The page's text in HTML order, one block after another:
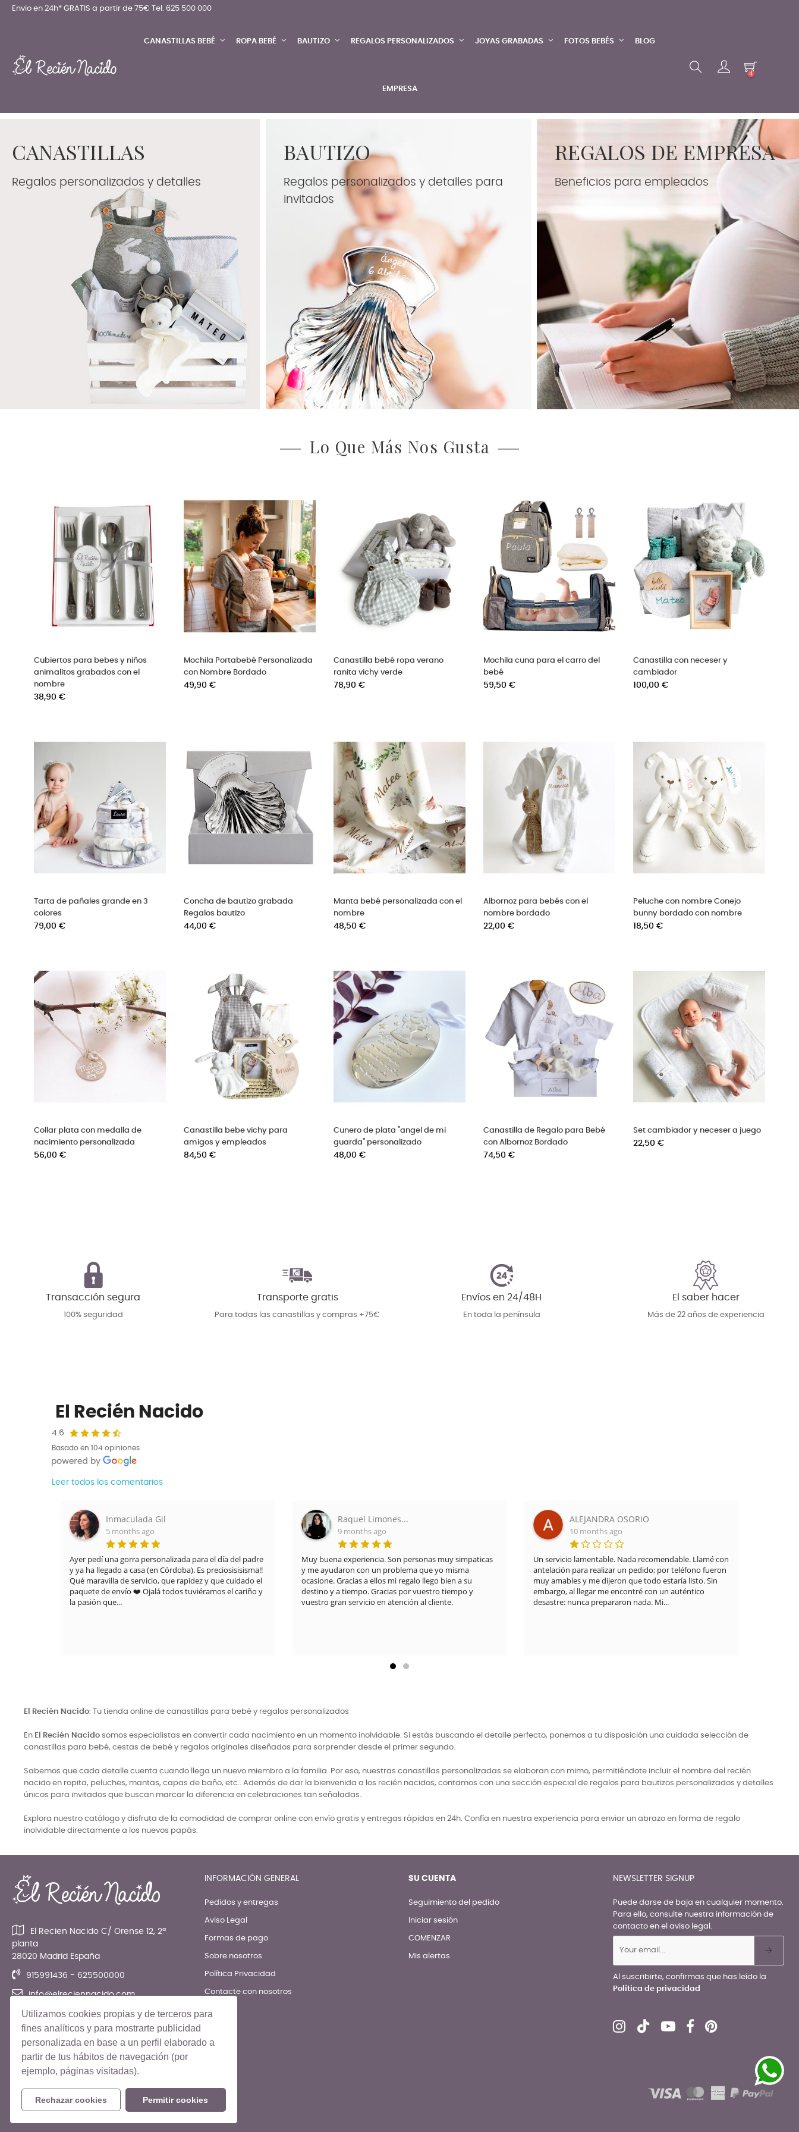
Utilizamos cookies propias y de terceros para
fines analíticos y para mostrarte publicidad
personalizada en base a un perfil elaborado a
partir de tus hábitos de navegación (por
ejemplo, páginas visitadas).
Rechazar cookies Permitir cookies
Envio en 24h* GRATIS a partir de 75€ Tel. 625 500 000
CANASTILLAS BEBÉ ROPA BEBÉ BAUTIZO REGALOS PERSONALIZADOS JOYAS GRABADAS FOTOS BEBÉS BLOG
EMPRESA
4
CANASTILLAS
Regalos personalizados y detalles
BAUTIZO
Regalos personalizados y detalles para
invitados
REGALOS DE EMPRESA
Beneficios para empleados
Lo Que Más Nos Gusta
Cubiertos para bebes y niños
animalitos grabados con el
nombre
Precio
38,90 €
Mochila Portabebé Personalizada
con Nombre Bordado
Precio
49,90 €
Canastilla bebé ropa verano
ranita vichy verde
Precio
78,90 €
Mochila cuna para el carro del
bebé
Precio
59,50 €
Canastilla con neceser y
cambiador
Precio
100,00 €
Tarta de pañales grande en 3
colores
Precio
79,00 €
Concha de bautizo grabada
Regalos bautizo
Precio
44,00 €
Manta bebé personalizada con el
nombre
Precio
48,50 €
Albornoz para bebés con el
nombre bordado
Precio
22,00 €
Peluche con nombre Conejo
bunny bordado con nombre
Precio
18,50 €
Collar plata con medalla de
nacimiento personalizada
Precio
56,00 €
Canastilla bebe vichy para
amigos y empleados
Precio
84,50 €
Cunero de plata "angel de mi
guarda" personalizado
Precio
48,00 €
Canastilla de Regalo para Bebé
con Albornoz Bordado
Precio
74,50 €
Set cambiador y neceser a juego
Precio
22,50 €
Transacción segura
100% seguridad
Transporte gratis
Para todas las canastillas y compras +75€
Envíos en 24/48H
En toda la península
El saber hacer
Más de 22 años de experiencia
El Recién Nacido
4.6
Basado en 104 opiniones
Leer todos los comentarios
Inmaculada Gil
5 months ago
Ayer pedí una gorra personalizada para el día del padre
y ya ha llegado a casa (en Córdoba). Es preciosisisisma!!
Qué maravilla de servicio, que rapidez y que cuidado el
paquete de envío ❤️ Ojalá todos tuviéramos el cariño y
la pasión que...
Raquel Limones...
9 months ago
Muy buena experiencia. Son personas muy simpaticas
y me ayudaron con un problema que yo misma
ocasione. Gracias a ellos mi regalo llego bien a su
destino y a tiempo. Gracias por vuestro tiempo y
vuestro gran servicio en atención al cliente.
ALEJANDRA OSORIO
10 months ago
Un servicio lamentable. Nada recomendable. Llamé con
antelación para realizar un pedido; por teléfono fueron
muy amables y me dijeron que todo estaría listo. Sin
embargo, al llegar me encontré con un auténtico
desastre: nunca prepararon nada. Mi...
El Recién Nacido: Tu tienda online de canastillas para bebé y regalos personalizados
En El Recién Nacido somos especialistas en convertir cada nacimiento en un momento inolvidable. Si estás buscando el detalle perfecto, ponemos a tu disposición una cuidada selección de
canastillas para bebé, cestas de bebé y regalos originales diseñados para sorprender desde el primer segundo.
Sabemos que cada detalle cuenta cuando llega un nuevo miembro a la familia. Por eso, nuestras canastillas personalizadas se elaboran con mimo, permitiéndote incluir el nombre del recién
nacido en ropita, peluches, mantas, capas de baño, etc.. Además de dar la bienvenida a los recién nacidos, contamos con una sección especial de regalos para bautizos personalizados y detalles
únicos para invitados que buscan marcar la diferencia en celebraciones tan señaladas.
Explora nuestro catálogo y disfruta de la comodidad de comprar online con envío gratis y entregas rápidas en 24h. Confía en nuestra experiencia para enviar un abrazo en forma de regalo
inolvidable directamente a los nuevos papás.
El Recien Nacido C/ Orense 12, 2ª
planta
28020 Madrid España
915991436 - 625500000
info@elreciennacido.com
INFORMACIÓN GENERAL
Pedidos y entregas
Aviso Legal
Formas de pago
Sobre nosotros
Política Privacidad
Contacte con nosotros
SU CUENTA
Seguimiento del pedido
Iniciar sesión
COMENZAR
Mis alertas
NEWSLETTER SIGNUP
Puede darse de baja en cualquier momento.
Para ello, consulte nuestra información de
contacto en el aviso legal.
Al suscribirte, confirmas que has leído la
Política de privacidad